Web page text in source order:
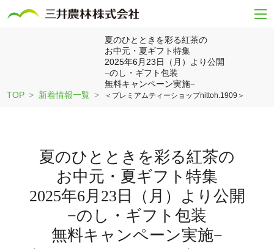
TOP 新着情報一覧
夏のひとときを彩る紅茶の
お中元・夏ギフト特集
2025年6月23日（月）より公開
−のし・ギフト包装
無料キャンペーン実施−
＜プレミアムティーショップnittoh.1909＞
夏のひとときを彩る紅茶の
お中元・夏ギフト特集
2025年6月23日（月）より公開
−のし・ギフト包装
無料キャンペーン実施−